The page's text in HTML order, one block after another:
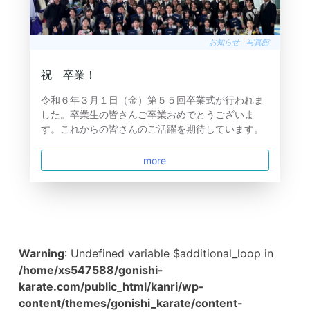
お知らせ 写真館
祝 卒業！
令和６年３月１日（金）第５５回卒業式が行われま
した。卒業生の皆さんご卒業おめでとうございま
す。これからの皆さんのご活躍を期待しています。
more
Warning: Undefined variable $additional_loop in
/home/xs547588/gonishi-
karate.com/public_html/kanri/wp-
content/themes/gonishi_karate/content-